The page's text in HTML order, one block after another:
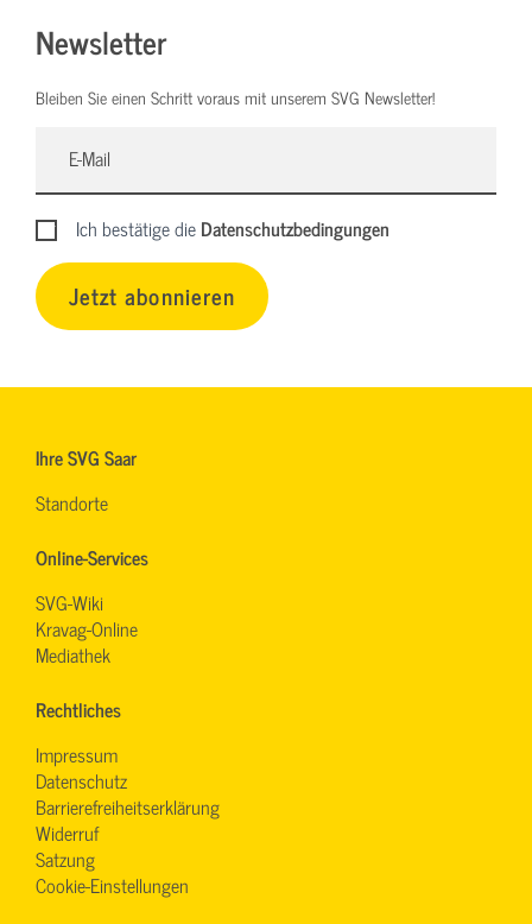
Newsletter
Bleiben Sie einen Schritt voraus mit unserem SVG Newsletter!
Ich bestätige dieDatenschutzbedingungen
Jetzt abonnieren
Ihre SVG Saar
Standorte
Online-Services
SVG-Wiki
Kravag-Online
Mediathek
Rechtliches
Impressum
Datenschutz
Barrierefreiheitserklärung
Widerruf
Satzung
Cookie-Einstellungen